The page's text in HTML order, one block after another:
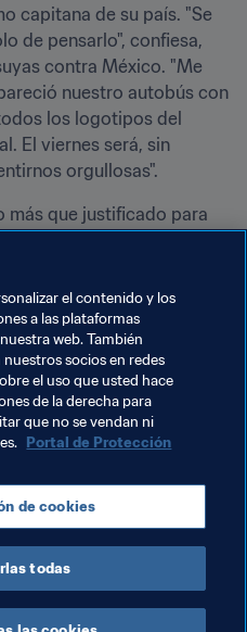
capitana de su país. "Se
de pensarlo", confiesa,
contra México. "Me
nuestro autobús con
los logotipos del
El viernes será, sin
orgullosas".
más que justificado para
toda la acción desde
17 de la FIFA Jordania
el contenido y los
a las plataformas
web. También
socios en redes
el uso que usted hace
de la derecha para
que no se vendan ni
Portal de Protección
de cookies
todas